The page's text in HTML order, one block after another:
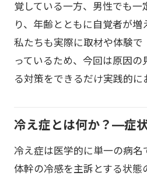
覚している一方、男性でも一
り、年齢とともに自覚者が増
私たちも実際に取材や体験で
っているため、今回は原因の
る対策をできるだけ実践的に
冷え症とは何か？—症
冷え症は医学的に単一の病名
体幹の冷感を主訴とする状態